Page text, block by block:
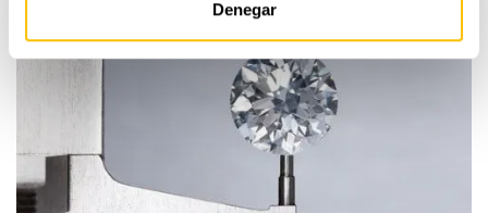
Denegar
del
diamante